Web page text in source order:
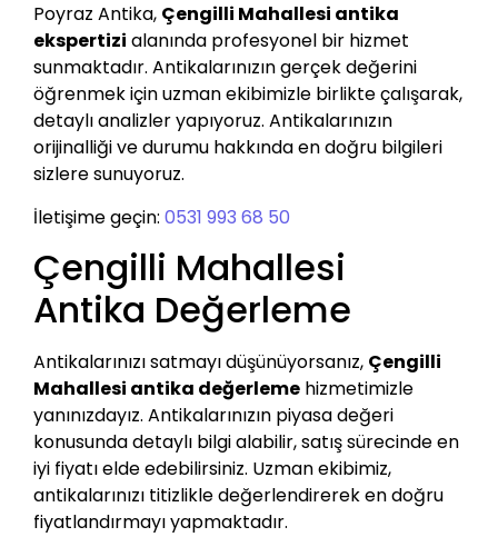
Poyraz Antika, Çengilli Mahallesi antika
ekspertizi alanında profesyonel bir hizmet
sunmaktadır. Antikalarınızın gerçek değerini
öğrenmek için uzman ekibimizle birlikte çalışarak,
detaylı analizler yapıyoruz. Antikalarınızın
orijinalliği ve durumu hakkında en doğru bilgileri
sizlere sunuyoruz.
İletişime geçin: 0531 993 68 50
Çengilli Mahallesi
Antika Değerleme
Antikalarınızı satmayı düşünüyorsanız, Çengilli
Mahallesi antika değerleme hizmetimizle
yanınızdayız. Antikalarınızın piyasa değeri
konusunda detaylı bilgi alabilir, satış sürecinde en
iyi fiyatı elde edebilirsiniz. Uzman ekibimiz,
antikalarınızı titizlikle değerlendirerek en doğru
fiyatlandırmayı yapmaktadır.